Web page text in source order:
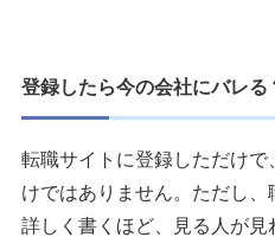
登録したら今の会社にバレる
転職サイトに登録しただけ
けではありません。ただし
詳しく書くほど、見る人が